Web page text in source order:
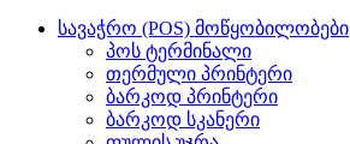
სავაჭრო (POS) მოწყობილობები
პოს ტერმინალი
თერმული პრინტერი
ბარკოდ პრინტერი
ბარკოდ სკანერი